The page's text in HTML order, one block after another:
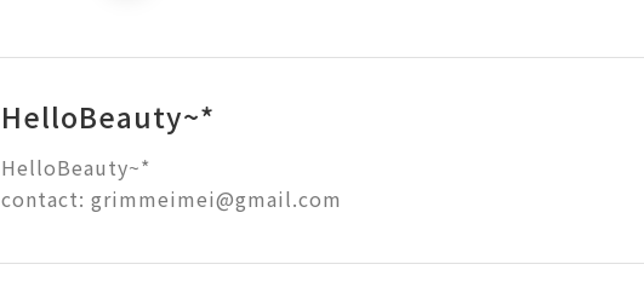
HelloBeauty~*
HelloBeauty~*
contact: grimmeimei@gmail.com